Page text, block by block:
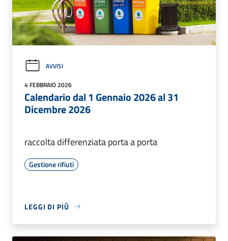
AVVISI
4 FEBBRAIO 2026
Calendario dal 1 Gennaio 2026 al 31
Dicembre 2026
raccolta differenziata porta a porta
Gestione rifiuti
LEGGI DI PIÙ